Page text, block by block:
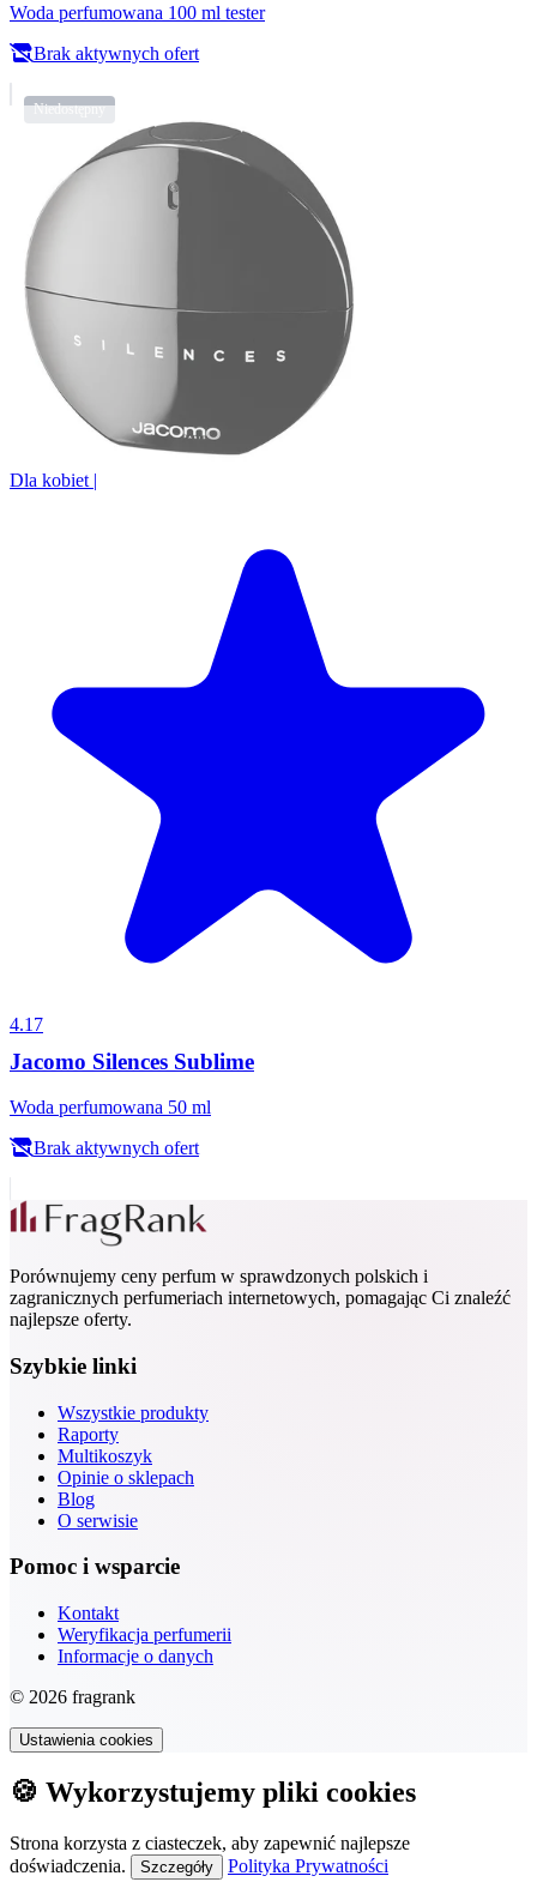
Woda perfumowana 100 ml tester
Brak aktywnych ofert
Dla kobiet |
4.17
Jacomo Silences Sublime
Woda perfumowana 50 ml
Brak aktywnych ofert
Porównujemy ceny perfum w sprawdzonych polskich i
zagranicznych perfumeriach internetowych, pomagając Ci znaleźć
najlepsze oferty.
Szybkie linki
Wszystkie produkty
Raporty
Multikoszyk
Opinie o sklepach
Blog
O serwisie
Pomoc i wsparcie
Kontakt
Weryfikacja perfumerii
Informacje o danych
© 2026 fragrank
Ustawienia cookies
🍪 Wykorzystujemy pliki cookies
Strona korzysta z ciasteczek, aby zapewnić najlepsze
doświadczenia.
Szczegóły Polityka Prywatności